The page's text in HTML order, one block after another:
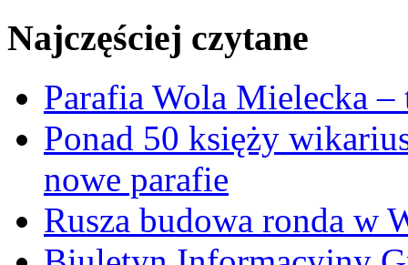
Najczęściej czytane
Parafia Wola Mielecka
Ponad 50 księży
nowe parafie
Rusza budowa ronda w